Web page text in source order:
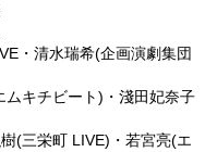
・清水瑞希(企画演劇集団
ムキチビート)・淺田妃奈子
(三栄町 LIVE)・若宮亮(エ